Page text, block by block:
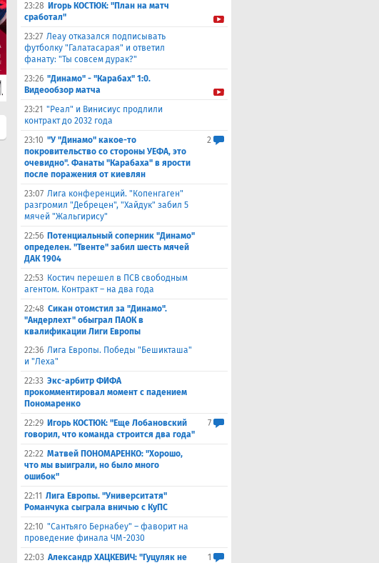
23:28 Игорь КОСТЮК: "План на матч
сработал"
23:27 Леау отказался подписывать
футболку "Галатасарая" и ответил
фанату: "Ты совсем дурак?"
23:26 "Динамо" - "Карабах" 1:0.
Видеообзор матча
23:21 "Реал" и Винисиус продлили
контракт до 2032 года
23:10 "У "Динамо" какое-то
покровительство со стороны УЕФА, это
очевидно". Фанаты "Карабаха" в ярости
после поражения от киевлян
2
23:07 Лига конференций. "Копенгаген"
разгромил "Дебрецен", "Хайдук" забил 5
мячей "Жальгирису"
22:56 Потенциальный соперник "Динамо"
определен. "Твенте" забил шесть мячей
ДАК 1904
22:53 Костич перешел в ПСВ свободным
агентом. Контракт – на два года
22:48 Сикан отомстил за "Динамо".
"Андерлехт" обыграл ПАОК в
квалификации Лиги Европы
22:36 Лига Европы. Победы "Бешикташа"
и "Леха"
22:33 Экс-арбитр ФИФА
прокомментировал момент с падением
Пономаренко
22:29 Игорь КОСТЮК: "Еще Лобановский
говорил, что команда строится два года"
7
22:22 Матвей ПОНОМАРЕНКО: "Хорошо,
что мы выиграли, но было много
ошибок"
22:11 Лига Европы. "Университатя"
Романчука сыграла вничью с ​КуПС
22:10 "Сантьяго Бернабеу" – фаворит на
проведение финала ЧМ-2030
22:03 Александр ХАЦКЕВИЧ: "Гуцуляк не
1